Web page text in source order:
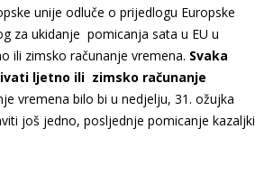
unije odluče o prijedlogu Europske
za ukidanje pomicanja sata u EU u
ili zimsko računanje vremena. Svaka
ljetno ili zimsko računanje
vremena bilo bi u nedjelju, 31. ožujka
još jedno, posljednje pomicanje kazaljki